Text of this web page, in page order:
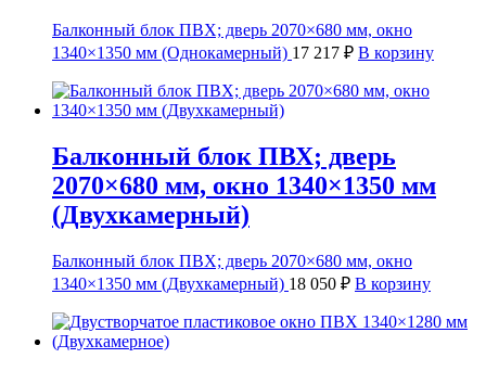
Балконный блок ПВХ; дверь 2070×680 мм, окно
1340×1350 мм (Однокамерный) 17 217 ₽ В корзину
Балконный блок ПВХ; дверь
2070×680 мм, окно 1340×1350 мм
(Двухкамерный)
Балконный блок ПВХ; дверь 2070×680 мм, окно
1340×1350 мм (Двухкамерный) 18 050 ₽ В корзину